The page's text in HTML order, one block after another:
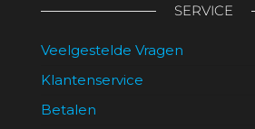
SERVICE
Veelgestelde Vragen
Klantenservice
Betalen